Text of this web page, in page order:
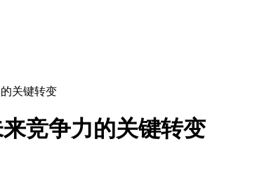
关键转变
竞争力的关键转变